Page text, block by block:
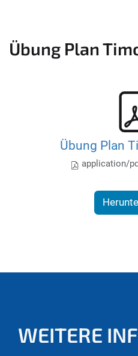
Übung Plan
Übung Plan
application/
WEITERE